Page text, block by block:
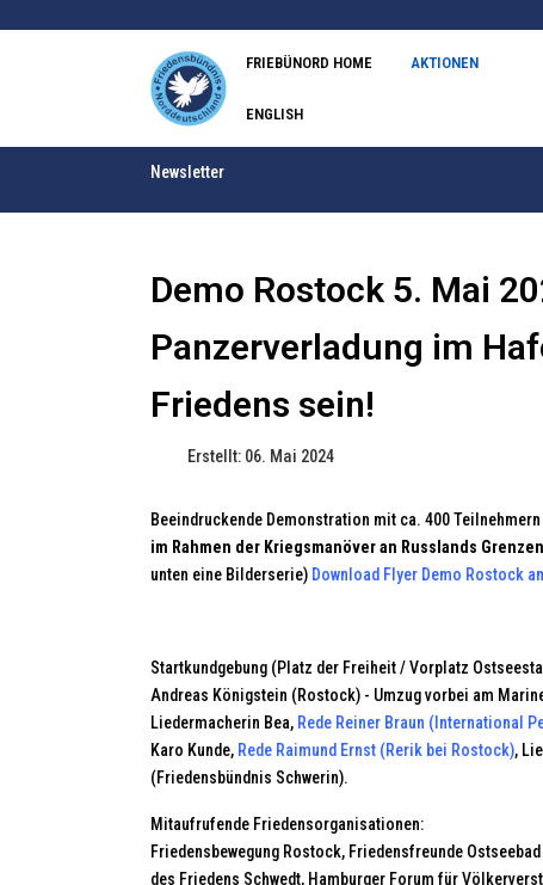
FRIEBÜNORD HOME AKTIONEN
ENGLISH
Newsletter
Demo Rostock 5. Mai
Panzerverladung im
Friedens sein!
Erstellt: 06. Mai 2024
Beeindruckende Demonstration mit ca. 400
im Rahmen der Kriegsmanöver an Russlands
unten eine Bilderserie) Download Flyer Demo Rostock
Startkundgebung (Platz der Freiheit / Vorplatz
Andreas Königstein (Rostock) - Umzug vorbei am
Liedermacherin Bea, Rede Reiner Braun (International
Karo Kunde, Rede Raimund Ernst (Rerik bei Rostock),
(Friedensbündnis Schwerin).
Mitaufrufende Friedensorganisationen:
Friedensbewegung Rostock, Friedensfreunde
des Friedens Schwedt, Hamburger Forum für